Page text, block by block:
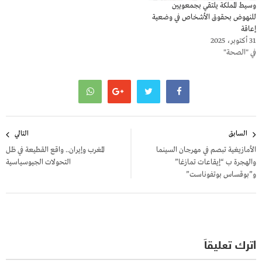
وسيط المملكة يلتقي بجمعويين
للنهوض بحقوق الأشخاص في وضعية
إعاقة
31 أكتوبر، 2025
في "الصحة"
المقالات
السابق
الأمازيغية تبصم في مهرجان السينما
والهجرة ب “إيقاعات تمازغا”
و”بوقساس بوتفوناست”
التالي
المغرب وإيران.. واقع القطيعة في ظل
التحولات الجيوسياسية
اترك تعليقاً